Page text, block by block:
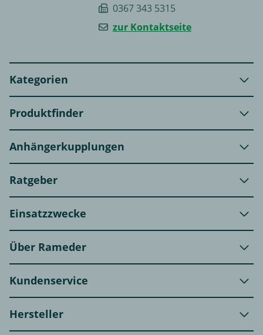
0367 343 5315
zur Kontaktseite
Kategorien
Produktfinder
Anhängerkupplungen
Ratgeber
Einsatzzwecke
Über Rameder
Kundenservice
Hersteller